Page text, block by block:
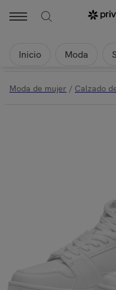
Inicio Moda
Moda de mujer / Calzado